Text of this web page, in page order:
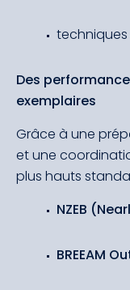
techniques
Des
exemplaires
Grâce à une
et une
plus hauts
NZEB
BREEAM